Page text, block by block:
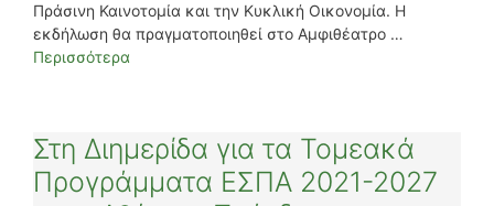
Πράσινη Καινοτομία και την Κυκλική Οικονομία. Η
εκδήλωση θα πραγματοποιηθεί στο Αμφιθέατρο …
Περισσότερα
Στη Διημερίδα για τα Τομεακά
Προγράμματα ΕΣΠΑ 2021-2027